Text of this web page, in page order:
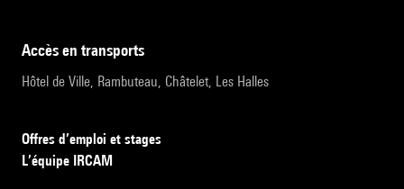
accès en transports
Hôtel de Ville, Rambuteau, Châtelet, Les Halles
Offres d’emploi et stages
L’équipe IRCAM